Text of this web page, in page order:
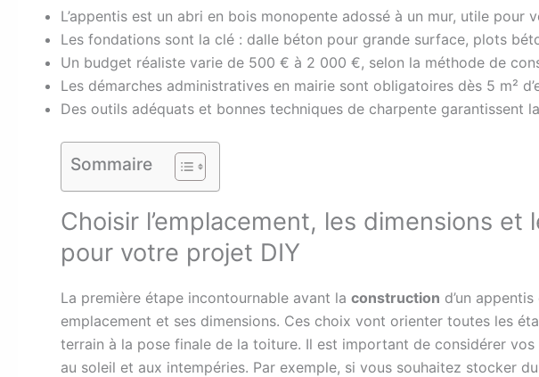
L’appentis est un abri en bois monopente adossé à un mur, utile pour
Les fondations sont la clé : dalle béton pour grande surface, plots
Un budget réaliste varie de 500 € à 2 000 €, selon la méthode de
Les démarches administratives en mairie sont obligatoires dès 5 m²
Des outils adéquats et bonnes techniques de charpente garantissent
Sommaire
Choisir l’emplacement, les dimensions et
pour votre projet DIY
La première étape incontournable avant la construction d’un
emplacement et ses dimensions. Ces choix vont orienter toutes les
terrain à la pose finale de la toiture. Il est important de considérer vos
au soleil et aux intempéries. Par exemple, si vous souhaitez stocker